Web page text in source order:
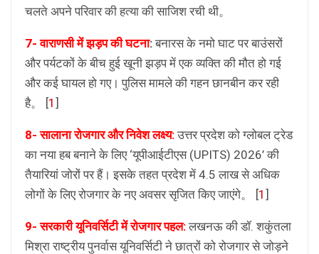
चलते अपने परिवार की हत्या की साजिश रची थी。
7- वाराणसी में झड़प की घटना:बनारस के नमो घाट पर बाउंसरों
और पर्यटकों के बीच हुई खूनी झड़प में एक व्यक्ति की मौत हो गई
और कई घायल हो गए। पुलिस मामले की गहन छानबीन कर रही
है。
[1 ]
8- सालाना रोजगार और निवेश लक्ष्य: उत्तर प्रदेश को ग्लोबल ट्रेड
का नया हब बनाने के लिए ‘यूपीआईटीएस (UPITS) 2026’ की
तैयारियां जोरों पर हैं। इसके तहत प्रदेश में 4.5 लाख से अधिक
लोगों के लिए रोजगार के नए अवसर सृजित किए जाएंगे。
[1 ]
9- सरकारी यूनिवर्सिटी में रोजगार पहल: लखनऊ की डॉ. शकुंतला
मिश्रा राष्ट्रीय पुनर्वास यूनिवर्सिटी ने छात्रों को रोजगार से जोड़ने